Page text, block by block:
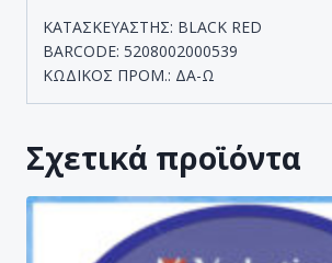
ΚΑΤΑΣΚΕΥΑΣΤΗΣ: BLACK RED
BARCODE: 5208002000539
ΚΩΔΙΚΟΣ ΠΡΟΜ.: ΔΑ-Ω
Σχετικά προϊόντα